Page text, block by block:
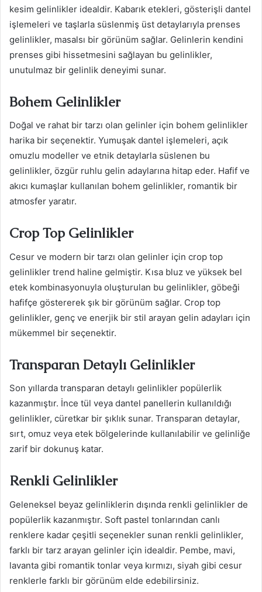
kesim gelinlikler idealdir. Kabarık etekleri, gösterişli dantel
işlemeleri ve taşlarla süslenmiş üst detaylarıyla prenses
gelinlikler, masalsı bir görünüm sağlar. Gelinlerin kendini
prenses gibi hissetmesini sağlayan bu gelinlikler,
unutulmaz bir gelinlik deneyimi sunar.
Bohem Gelinlikler
Doğal ve rahat bir tarzı olan gelinler için bohem gelinlikler
harika bir seçenektir. Yumuşak dantel işlemeleri, açık
omuzlu modeller ve etnik detaylarla süslenen bu
gelinlikler, özgür ruhlu gelin adaylarına hitap eder. Hafif ve
akıcı kumaşlar kullanılan bohem gelinlikler, romantik bir
atmosfer yaratır.
Crop Top Gelinlikler
Cesur ve modern bir tarzı olan gelinler için crop top
gelinlikler trend haline gelmiştir. Kısa bluz ve yüksek bel
etek kombinasyonuyla oluşturulan bu gelinlikler, göbeği
hafifçe göstererek şık bir görünüm sağlar. Crop top
gelinlikler, genç ve enerjik bir stil arayan gelin adayları için
mükemmel bir seçenektir.
Transparan Detaylı Gelinlikler
Son yıllarda transparan detaylı gelinlikler popülerlik
kazanmıştır. İnce tül veya dantel panellerin kullanıldığı
gelinlikler, cüretkar bir şıklık sunar. Transparan detaylar,
sırt, omuz veya etek bölgelerinde kullanılabilir ve gelinliğe
zarif bir dokunuş katar.
Renkli Gelinlikler
Geleneksel beyaz gelinliklerin dışında renkli gelinlikler de
popülerlik kazanmıştır. Soft pastel tonlarından canlı
renklere kadar çeşitli seçenekler sunan renkli gelinlikler,
farklı bir tarz arayan gelinler için idealdir. Pembe, mavi,
lavanta gibi romantik tonlar veya kırmızı, siyah gibi cesur
renklerle farklı bir görünüm elde edebilirsiniz.